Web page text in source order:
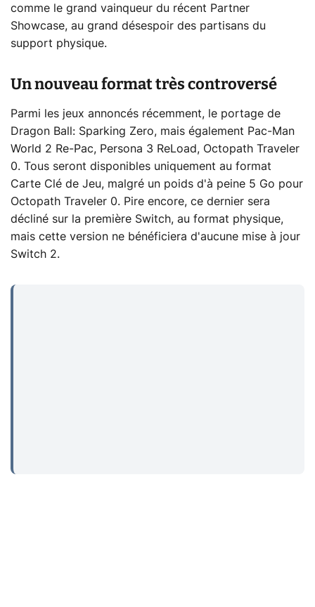
comme le grand vainqueur du récent Partner
Showcase, au grand désespoir des partisans du
support physique.
Un nouveau format très controversé
Parmi les jeux annoncés récemment, le portage de
Dragon Ball: Sparking Zero, mais également Pac-Man
World 2 Re-Pac, Persona 3 ReLoad, Octopath Traveler
0. Tous seront disponibles uniquement au format
Carte Clé de Jeu, malgré un poids d'à peine 5 Go pour
Octopath Traveler 0. Pire encore, ce dernier sera
décliné sur la première Switch, au format physique,
mais cette version ne bénéficiera d'aucune mise à jour
Switch 2.